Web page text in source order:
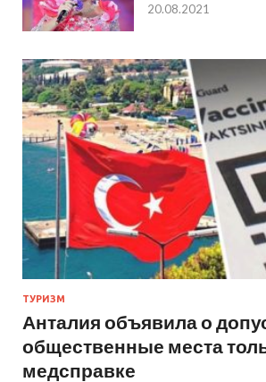
20.08.2021
ТУРИЗМ
Анталия объявила о
общественные места
медсправке